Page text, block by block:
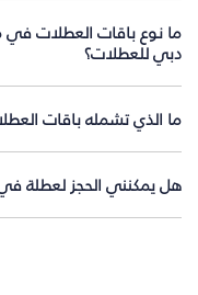
ما نوع باقات العطلات في
دبي للعطلات؟
ما الذي تشمله باقات
هل يمكنني الحجز لعطلة في